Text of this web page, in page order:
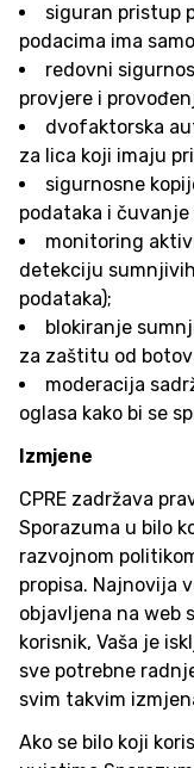
siguran pristup
podacima ima
redovni
provjere i
dvofaktorska
za lica koji imaju
sigurnosne
podataka i
monitoring
detekciju
podataka);
blokiranje
za zaštitu od
moderacija
oglasa kako bi se
Izmjene
CPRE zadržava
Sporazuma u bilo
razvojnom
propisa. Najnovija
objavljena na web
korisnik, Vaša je
sve potrebne
svim takvim
Ako se bilo koji